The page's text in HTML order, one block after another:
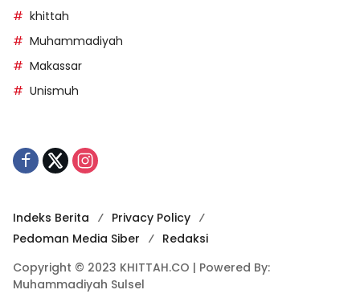
khittah
Muhammadiyah
Makassar
Unismuh
Indeks Berita
Privacy Policy
Pedoman Media Siber
Redaksi
Copyright © 2023 KHITTAH.CO | Powered By:
Muhammadiyah Sulsel